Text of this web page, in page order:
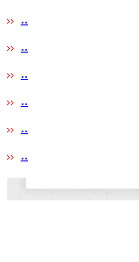
..
..
..
..
..
..